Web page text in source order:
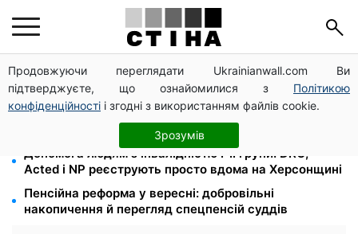
Продовжуючи переглядати Ukrainianwall.com Ви
підтверджуєте, що ознайомилися з Політикою
конфіденційності і згодні з використанням файлів cookie.
Зрозумів
Цифровізація справ і ВЛК: юрист Танасійчук — чому
перевірки ТЦК не працюють без зміни системи
200+ тисяч у СЗЧ, мільйони в розшуку: Федоров
розкрив план реформи мобілізації та ТЦК
Допомога людям з інвалідністю I-II групи: DRC,
Acted і NP реєструють просто вдома на Херсонщині
Пенсійна реформа у вересні: добровільні
накопичення й перегляд спецпенсій суддів